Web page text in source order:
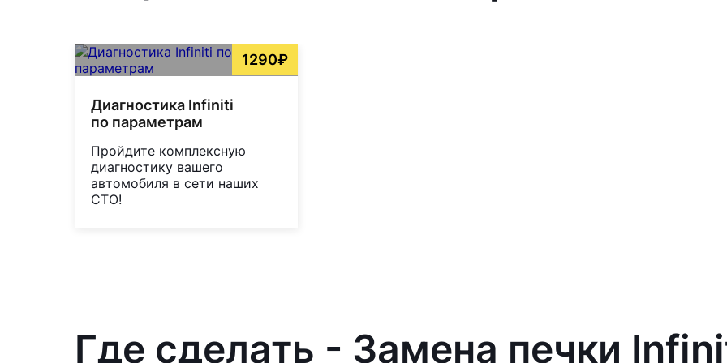
1290₽
Диагностика Infiniti
по параметрам
Пройдите комплексную
диагностику вашего
автомобиля в сети наших
СТО!
Где сделать - Замена печки